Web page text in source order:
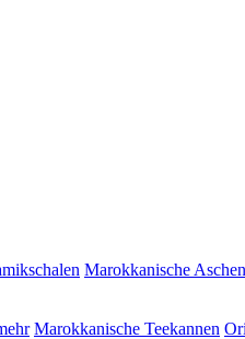
Marokkanische
Marokkanische Teekannen